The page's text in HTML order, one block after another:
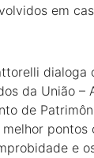
em
dialoga
da União –
de
pontos
e